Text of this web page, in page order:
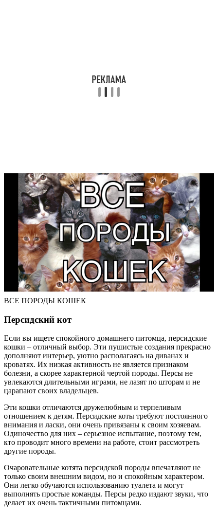
ВСЕ ПОРОДЫ КОШЕК
Персидский кот
Если вы ищете спокойного домашнего питомца, персидские
кошки – отличный выбор. Эти пушистые создания прекрасно
дополняют интерьер, уютно располагаясь на диванах и
кроватях. Их низкая активность не является признаком
болезни, а скорее характерной чертой породы. Персы не
увлекаются длительными играми, не лазят по шторам и не
царапают своих владельцев.
Эти кошки отличаются дружелюбным и терпеливым
отношением к детям. Персидские коты требуют постоянного
внимания и ласки, они очень привязаны к своим хозяевам.
Одиночество для них – серьезное испытание, поэтому тем,
кто проводит много времени на работе, стоит рассмотреть
другие породы.
Очаровательные котята персидской породы впечатляют не
только своим внешним видом, но и спокойным характером.
Они легко обучаются использованию туалета и могут
выполнять простые команды. Персы редко издают звуки, что
делает их очень тактичными питомцами.